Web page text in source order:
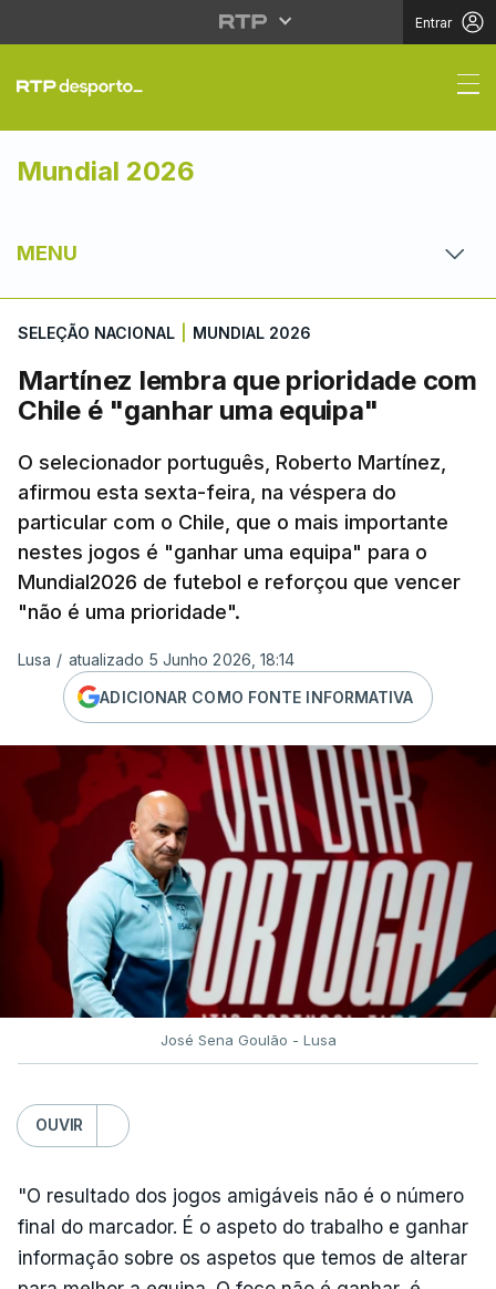
Entrar
Martínez lembra que
Mundial 2026
MENU
SELEÇÃO NACIONAL MUNDIAL 2026
Martínez lembra que prioridade com
Chile é "ganhar uma equipa"
O selecionador português, Roberto Martínez,
afirmou esta sexta-feira, na véspera do
particular com o Chile, que o mais importante
nestes jogos é "ganhar uma equipa" para o
Mundial2026 de futebol e reforçou que vencer
"não é uma prioridade".
Lusa / atualizado 5 Junho 2026, 18:14
ADICIONAR COMO FONTE INFORMATIVA
José Sena Goulão - Lusa
OUVIR
"O resultado dos jogos amigáveis não é o número
final do marcador. É o aspeto do trabalho e ganhar
informação sobre os aspetos que temos de alterar